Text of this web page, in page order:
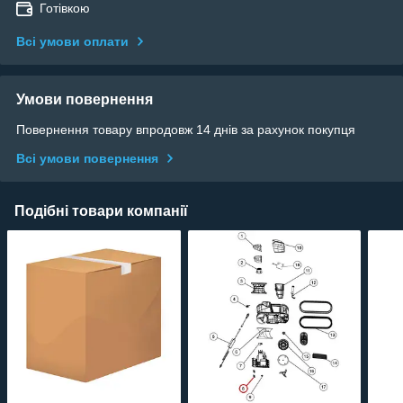
Готівкою
Всі умови оплати
Умови повернення
Повернення товару впродовж 14 днів за рахунок покупця
Всі умови повернення
Подібні товари компанії